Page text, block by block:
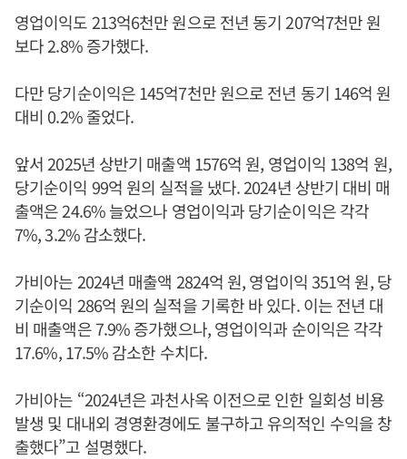
영업이익도 213억6천만 원으로 전년 동기 207억7천만 원
보다 2.8% 증가했다.
다만 당기순이익은 145억7천만 원으로 전년 동기 146억 원
대비 0.2% 줄었다.
앞서 2025년 상반기 매출액 1576억 원, 영업이익 138억 원,
당기순이익 99억 원의 실적을 냈다. 2024년 상반기 대비 매
출액은 24.6% 늘었으나 영업이익과 당기순이익은 각각
7%, 3.2% 감소했다.
가비아는 2024년 매출액 2824억 원, 영업이익 351억 원, 당
기순이익 286억 원의 실적을 기록한 바 있다. 이는 전년 대
비 매출액은 7.9% 증가했으나, 영업이익과 순이익은 각각
17.6%, 17.5% 감소한 수치다.
가비아는 “2024년은 과천사옥 이전으로 인한 일회성 비용
발생 및 대내외 경영환경에도 불구하고 유의적인 수익을 창
출했다”고 설명했다.